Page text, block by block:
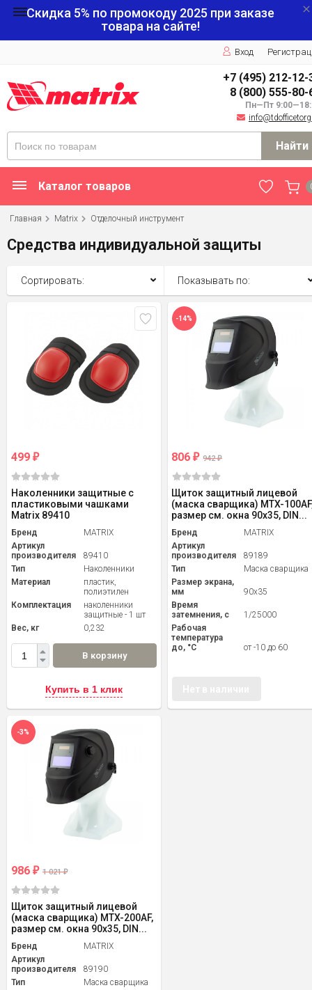
Скидка 5% по промокоду 2025 при заказе
товара на сайте!
Вход
+7 (495) 212-12-
8 (800) 555-80-
Пн—Пт
Найти
Каталог товаров
Главная Matrix Отделочный инструмент
Средства индивидуальной защиты
Сортировать: Показывать по:
499 ₽
Наколенники защитные с
пластиковыми чашками
Matrix 89410
Бренд
MATRIX
Артикул
производителя
89410
Тип
Наколенники
Материал
пластик,
полиэтилен
Комплектация
наколенники
защитные - 1 шт
Вес, кг
0,232
В корзину
Купить в 1 клик
-14%
806₽ 942₽
Щиток защитный лицевой
(маска сварщика) MTX-
размер см. окна 90х35, DIN...
Бренд
MATRIX
Артикул
производителя
89189
Тип
Маска сварщика
Размер экрана,
мм
90x35
Время
затемнения, с
1/25000
Рабочая
температура
до, °C
от -10 до 60
-3%
986 ₽ 1 021₽
Щиток защитный лицевой
(маска сварщика) MTX-200AF,
размер см. окна 90х35, DIN...
Бренд
MATRIX
Артикул
производителя
89190
Тип
Маска сварщика